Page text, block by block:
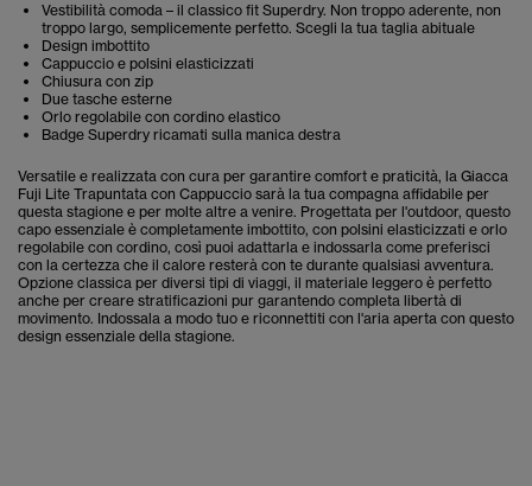
Vestibilità comoda – il classico fit Superdry. Non troppo aderente, non
troppo largo, semplicemente perfetto. Scegli la tua taglia abituale
Design imbottito
Cappuccio e polsini elasticizzati
Chiusura con zip
Due tasche esterne
Orlo regolabile con cordino elastico
Badge Superdry ricamati sulla manica destra
Versatile e realizzata con cura per garantire comfort e praticità, la Giacca
Fuji Lite Trapuntata con Cappuccio sarà la tua compagna affidabile per
questa stagione e per molte altre a venire. Progettata per l'outdoor, questo
capo essenziale è completamente imbottito, con polsini elasticizzati e orlo
regolabile con cordino, così puoi adattarla e indossarla come preferisci
con la certezza che il calore resterà con te durante qualsiasi avventura.
Opzione classica per diversi tipi di viaggi, il materiale leggero è perfetto
anche per creare stratificazioni pur garantendo completa libertà di
movimento. Indossala a modo tuo e riconnettiti con l'aria aperta con questo
design essenziale della stagione.